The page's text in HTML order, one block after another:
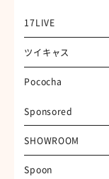
17LIVE
ツイキャス
Pococha
Sponsored
SHOWROOM
Spoon